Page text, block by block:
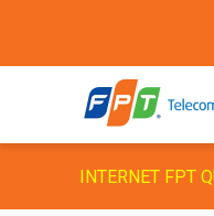
INTERNET FPT